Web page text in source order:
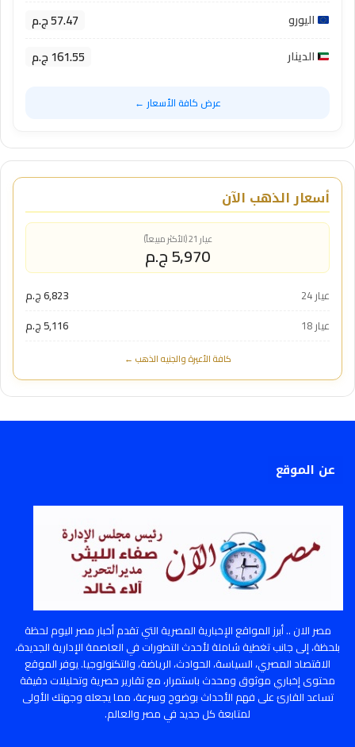
اليورو 57.47 ج.م
الدينار 161.55 ج.م
عرض كافة الأسعار ←
أسعار الذهب الآن
عيار 21 (الأكثر مبيعاً)
5,970 ج.م
عيار 24
6,823 ج.م
عيار 18
5,116 ج.م
كافة الأعيرة والجنيه الذهب ←
عن الموقع
مصر الان .. أبرز المواقع الإخبارية المصرية التي تقدم أخبار مصر اليوم لحظة
بلحظة، إلى جانب تغطية شاملة لأحدث التطورات في العاصمة الإدارية الجديدة،
الاقتصاد المصري، السياسة، الحوادث، الرياضة، والتكنولوجيا. يوفر الموقع
محتوى إخباري موثوق ومحدث باستمرار، مع تقارير حصرية وتحليلات دقيقة
تساعد القارئ على فهم الأحداث بوضوح وسرعة، مما يجعله وجهتك الأولى
لمتابعة كل جديد في مصر والعالم.